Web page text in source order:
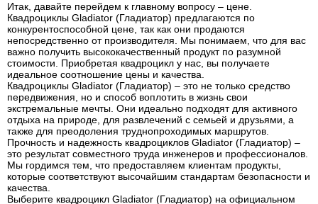
Итак, давайте перейдем к главному вопросу – цене.
Квадроциклы Gladiator (Гладиатор) предлагаются по
конкурентоспособной цене, так как они продаются
непосредственно от производителя. Мы понимаем, что для вас
важно получить высококачественный продукт по разумной
стоимости. Приобретая квадроцикл у нас, вы получаете
идеальное соотношение цены и качества.
Квадроциклы Gladiator (Гладиатор) – это не только средство
передвижения, но и способ воплотить в жизнь свои
экстремальные мечты. Они идеально подходят для активного
отдыха на природе, для развлечений с семьей и друзьями, а
также для преодоления труднопроходимых маршрутов.
Прочность и надежность квадроциклов Gladiator (Гладиатор) –
это результат совместного труда инженеров и профессионалов.
Мы гордимся тем, что предоставляем клиентам продукты,
которые соответствуют высочайшим стандартам безопасности и
качества.
Выберите квадроцикл Gladiator (Гладиатор) на официальном